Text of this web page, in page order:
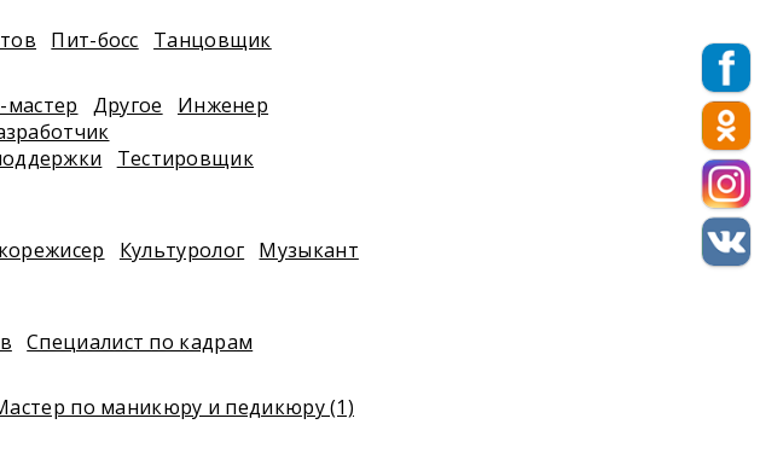
Пит-босс Танцовщик
мастер Другое
Инженер
Тестировщик
Культуролог Музыкант
Специалист по кадрам
по маникюру и педикюру (1)